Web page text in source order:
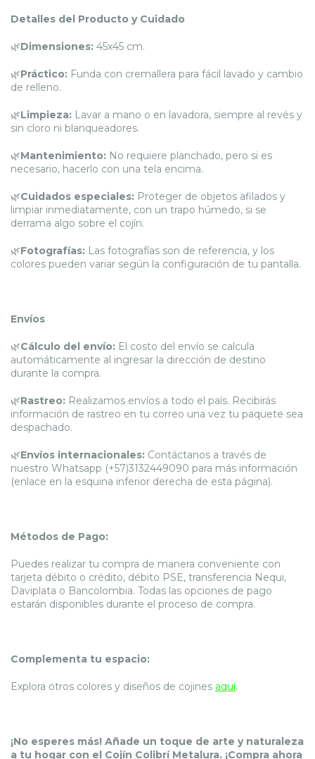
Detalles del Producto y Cuidado
🌿Dimensiones: 45x45 cm.
🌿Práctico: Funda con cremallera para fácil lavado y cambio
de relleno.
🌿Limpieza: Lavar a mano o en lavadora, siempre al revés y
sin cloro ni blanqueadores.
🌿Mantenimiento: No requiere planchado, pero si es
necesario, hacerlo con una tela encima.
🌿Cuidados especiales: Proteger de objetos afilados y
limpiar inmediatamente, con un trapo húmedo, si se
derrama algo sobre el cojín.
🌿Fotografías: Las fotografías son de referencia, y los
colores pueden variar según la configuración de tu pantalla.
Envíos
🌿Cálculo del envío: El costo del envío se calcula
automáticamente al ingresar la dirección de destino
durante la compra.
🌿Rastreo: Realizamos envíos a todo el país. Recibirás
información de rastreo en tu correo una vez tu paquete sea
despachado.
🌿Envíos internacionales: Contáctanos a través de
nuestro Whatsapp (+57)3132449090 para más información
(enlace en la esquina inferior derecha de esta página).
Métodos de Pago:
Puedes realizar tu compra de manera conveniente con
tarjeta débito o crédito, débito PSE, transferencia Nequi,
Daviplata o Bancolombia. Todas las opciones de pago
estarán disponibles durante el proceso de compra.
Complementa tu espacio:
Explora otros colores y diseños de cojines aquí.
¡No esperes más! Añade un toque de arte y naturaleza
a tu hogar con el Cojín Colibrí Metalura. ¡Compra ahora